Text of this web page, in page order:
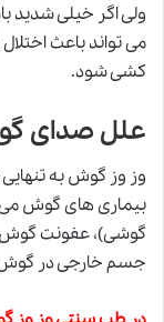
ولی اگر خیلی شدید
می تواند باعث
کشی شود.
علل صدای
وز وز گوش به
بیماری های گوش
گوشی)، عفونت گوش،
جسم خارجی در